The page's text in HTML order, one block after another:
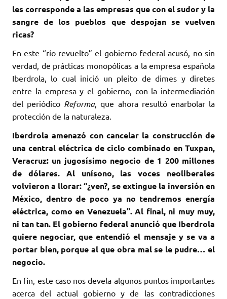
les corresponde a las empresas que con el sudor y la
sangre de los pueblos que despojan se vuelven
ricas?
En este “río revuelto” el gobierno federal acusó, no sin
verdad, de prácticas monopólicas a la empresa española
Iberdrola, lo cual inició un pleito de dimes y diretes
entre la empresa y el gobierno, con la intermediación
del periódico Reforma, que ahora resultó enarbolar la
protección de la naturaleza.
Iberdrola amenazó con cancelar la construcción de
una central eléctrica de ciclo combinado en Tuxpan,
Veracruz: un jugosísimo negocio de 1 200 millones
de dólares. Al unísono, las voces neoliberales
volvieron a llorar: “¿ven?, se extingue la inversión en
México, dentro de poco ya no tendremos energía
eléctrica, como en Venezuela”. Al final, ni muy muy,
ni tan tan. El gobierno federal anunció que Iberdrola
quiere negociar, que entendió el mensaje y se va a
portar bien, porque al que obra mal se le pudre… el
negocio.
En fin, este caso nos devela algunos puntos importantes
acerca del actual gobierno y de las contradicciones